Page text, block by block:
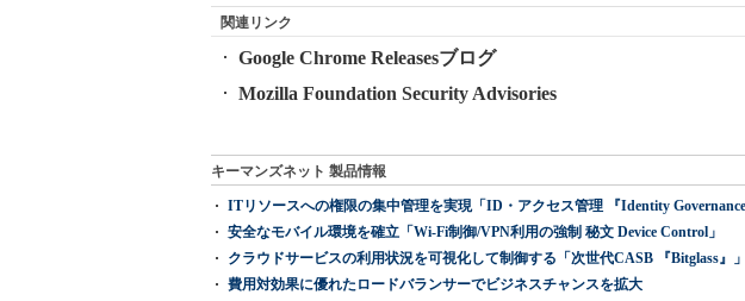
関連リンク
Google Chrome Releasesブログ
Mozilla Foundation Security Advisories
キーマンズネット 製品情報
ITリソースへの権限の集中管理を実現「ID・アクセス管理 『Identity
安全なモバイル環境を確立「Wi-Fi制御/VPN利用の強制 秘文 Device Control」
クラウドサービスの利用状況を可視化して制御する「次世代CASB 『Bitglass』」
費用対効果に優れたロードバランサーでビジネスチャンスを拡大